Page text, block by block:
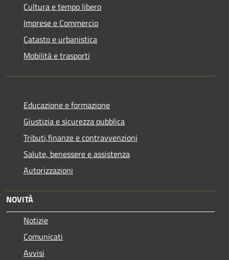
Cultura e tempo libero
Imprese e Commercio
Catasto e urbanistica
Mobilità e trasporti
Educazione e formazione
Giustizia e sicurezza pubblica
Tributi,finanze e contravvenzioni
Salute, benessere e assistenza
Autorizzazioni
NOVITÀ
Notizie
Comunicati
Avvisi